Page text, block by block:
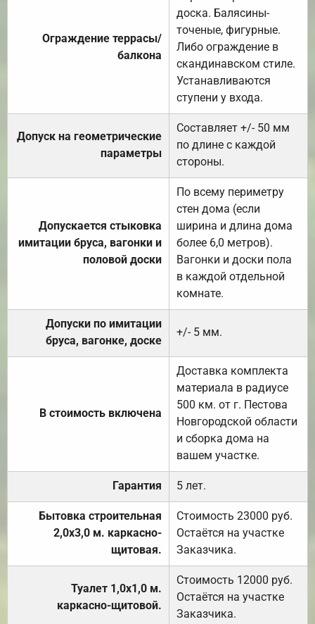
Ограждение террасы/
балкона
доска. Балясины-
точеные, фигурные.
Либо ограждение в
скандинавском стиле.
Устанавливаются
ступени у входа.
Допуск на геометрические
параметры
Составляет +/- 50 мм
по длине с каждой
стороны.
Допускается стыковка
имитации бруса, вагонки и
половой доски
По всему периметру
стен дома (если
ширина и длина дома
более 6,0 метров).
Вагонки и доски пола
в каждой отдельной
комнате.
Допуски по имитации
бруса, вагонке, доске
+/- 5 мм.
В стоимость включена
Доставка комплекта
материала в радиусе
500 км. от г. Пестова
Новгородской области
и сборка дома на
вашем участке.
Гарантия 5 лет.
Бытовка строительная
2,0х3,0 м. каркасно-
щитовая.
Стоимость 23000 руб.
Остаётся на участке
Заказчика.
Туалет 1,0х1,0 м.
каркасно-щитовой.
Стоимость 12000 руб.
Остаётся на участке
Заказчика.